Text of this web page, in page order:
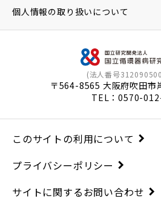
(法人番号
〒564-8565 大阪府吹田市
TEL：0570-
個人情報の取り扱いについて
このサイトの利用について
プライバシーポリシー
サイトに関するお問い合わせ